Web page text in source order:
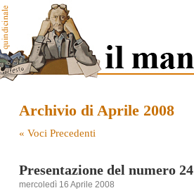
Archivio di Aprile 2008
« Voci Precedenti
Presentazione del numero 24
mercoledì 16 Aprile 2008